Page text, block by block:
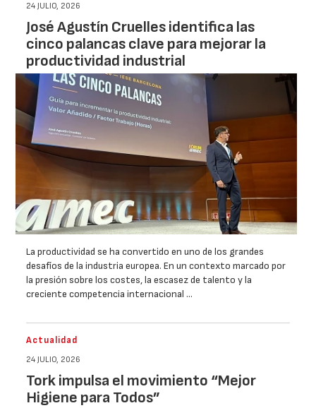
24 JULIO, 2026
José Agustín Cruelles identifica las
cinco palancas clave para mejorar la
productividad industrial
La productividad se ha convertido en uno de los grandes
desafíos de la industria europea. En un contexto marcado por
la presión sobre los costes, la escasez de talento y la
creciente competencia internacional …
Actualidad
24 JULIO, 2026
Tork impulsa el movimiento “Mejor
Higiene para Todos”